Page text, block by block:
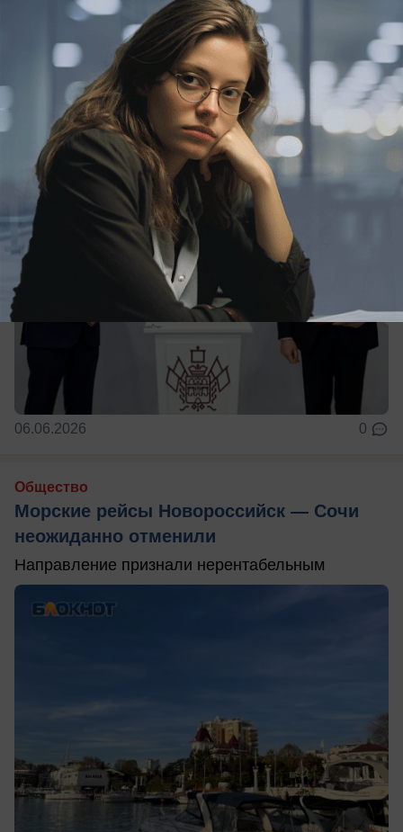
Экономика
ТРЦ, музей, ресторан: какие соглашения
по Сочи достигли на экономическом
форуме в Санкт-Петербурге
Их подписали, как мэр города, так и губернатор
06.06.2026 0
Общество
Морские рейсы Новороссийск — Сочи
неожиданно отменили
Направление признали нерентабельным